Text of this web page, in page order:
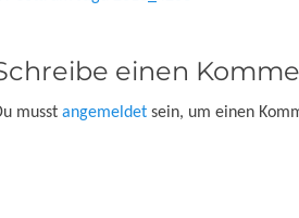
einen
musst angemeldet sein, um einen